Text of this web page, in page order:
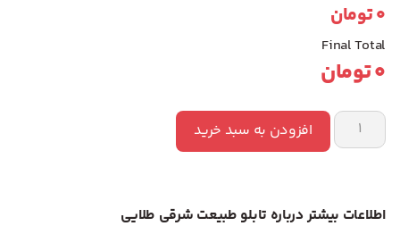
0تومان
Final Total
0تومان
افزودن به سبد خرید
اطلاعات بیشتر درباره تابلو طبیعت شرقی طلایی